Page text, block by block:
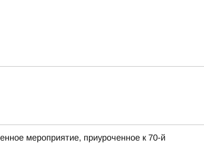
мероприятие, приуроченное к 70-й